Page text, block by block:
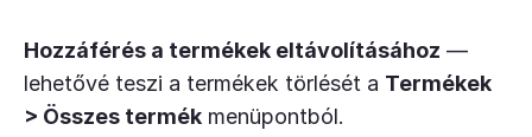
Hozzáférés a termékek eltávolításához —
lehetővé teszi a termékek törlését a Termékek
> Összes termék menüpontból.